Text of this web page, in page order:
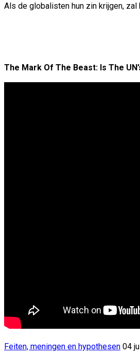
Als de globalisten hun zin krijgen,
The Mark Of The Beast: Is The
Feiten, meningen en hypothesen 04